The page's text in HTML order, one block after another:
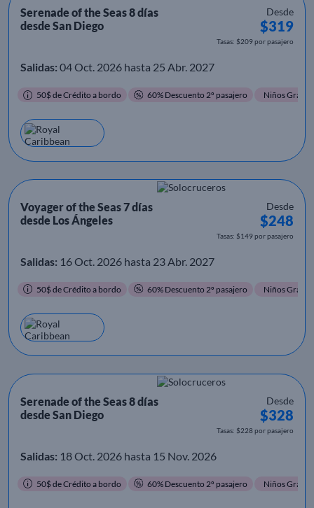
Serenade of the Seas 8 días
desde San Diego
Desde
$319
Tasas: $209 por pasajero
Salidas: 04 Oct. 2026 hasta 25 Abr. 2027
50$ de Crédito a bordo 60% Descuento 2º pasajero Niños Gratis
Voyager of the Seas 7 días
desde Los Ángeles
Desde
$248
Tasas: $149 por pasajero
Salidas: 16 Oct. 2026 hasta 23 Abr. 2027
50$ de Crédito a bordo 60% Descuento 2º pasajero Niños Gratis
Serenade of the Seas 8 días
desde San Diego
Desde
$328
Tasas: $228 por pasajero
Salidas: 18 Oct. 2026 hasta 15 Nov. 2026
50$ de Crédito a bordo 60% Descuento 2º pasajero Niños Gratis